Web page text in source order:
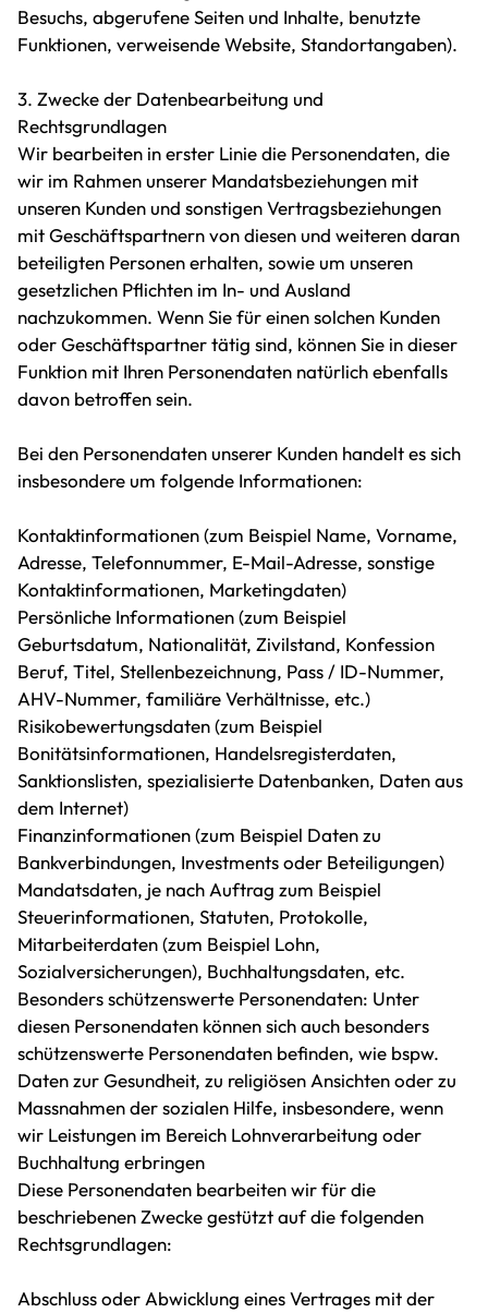
Besuchs, abgerufene Seiten und Inhalte, benutzte
Funktionen, verweisende Website, Standortangaben).
3. Zwecke der Datenbearbeitung und
Rechtsgrundlagen
Wir bearbeiten in erster Linie die Personendaten, die
wir im Rahmen unserer Mandatsbeziehungen mit
unseren Kunden und sonstigen Vertragsbeziehungen
mit Geschäftspartnern von diesen und weiteren daran
beteiligten Personen erhalten, sowie um unseren
gesetzlichen Pflichten im In- und Ausland
nachzukommen. Wenn Sie für einen solchen Kunden
oder Geschäftspartner tätig sind, können Sie in dieser
Funktion mit Ihren Personendaten natürlich ebenfalls
davon betroffen sein.
Bei den Personendaten unserer Kunden handelt es sich
insbesondere um folgende Informationen:
Kontaktinformationen (zum Beispiel Name, Vorname,
Adresse, Telefonnummer, E-Mail-Adresse, sonstige
Kontaktinformationen, Marketingdaten)
Persönliche Informationen (zum Beispiel
Geburtsdatum, Nationalität, Zivilstand, Konfession
Beruf, Titel, Stellenbezeichnung, Pass / ID-Nummer,
AHV-Nummer, familiäre Verhältnisse, etc.)
Risikobewertungsdaten (zum Beispiel
Bonitätsinformationen, Handelsregisterdaten,
Sanktionslisten, spezialisierte Datenbanken, Daten aus
dem Internet)
Finanzinformationen (zum Beispiel Daten zu
Bankverbindungen, Investments oder Beteiligungen)
Mandatsdaten, je nach Auftrag zum Beispiel
Steuerinformationen, Statuten, Protokolle,
Mitarbeiterdaten (zum Beispiel Lohn,
Sozialversicherungen), Buchhaltungsdaten, etc.
Besonders schützenswerte Personendaten: Unter
diesen Personendaten können sich auch besonders
schützenswerte Personendaten befinden, wie bspw.
Daten zur Gesundheit, zu religiösen Ansichten oder zu
Massnahmen der sozialen Hilfe, insbesondere, wenn
wir Leistungen im Bereich Lohnverarbeitung oder
Buchhaltung erbringen
Diese Personendaten bearbeiten wir für die
beschriebenen Zwecke gestützt auf die folgenden
Rechtsgrundlagen:
Abschluss oder Abwicklung eines Vertrages mit der